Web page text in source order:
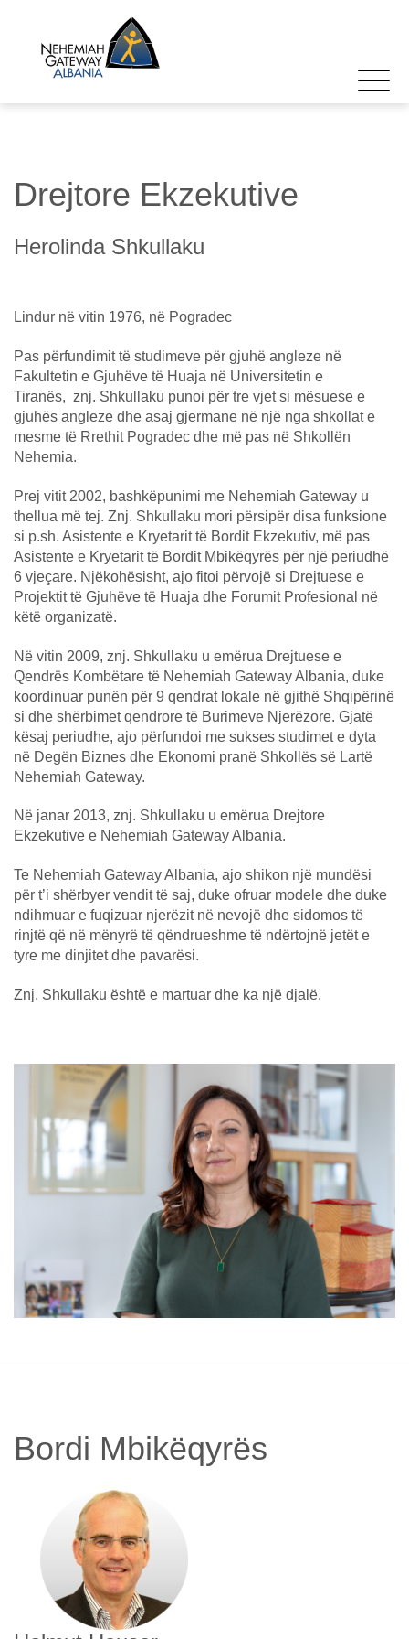
Drejtore Ekzekutive
Herolinda Shkullaku
Lindur në vitin 1976, në Pogradec
Pas përfundimit të studimeve për gjuhë angleze në
Fakultetin e Gjuhëve të Huaja në Universitetin e
Tiranës, znj. Shkullaku punoi për tre vjet si mësuese e
gjuhës angleze dhe asaj gjermane në një nga shkollat e
mesme të Rrethit Pogradec dhe më pas në Shkollën
Nehemia.
Prej vitit 2002, bashkëpunimi me Nehemiah Gateway u
thellua më tej. Znj. Shkullaku mori përsipër disa funksione
si p.sh. Asistente e Kryetarit të Bordit Ekzekutiv, më pas
Asistente e Kryetarit të Bordit Mbikëqyrës për një periudhë
6 vjeçare. Njëkohësisht, ajo fitoi përvojë si Drejtuese e
Projektit të Gjuhëve të Huaja dhe Forumit Profesional në
këtë organizatë.
Në vitin 2009, znj. Shkullaku u emërua Drejtuese e
Qendrës Kombëtare të Nehemiah Gateway Albania, duke
koordinuar punën për 9 qendrat lokale në gjithë Shqipërinë
si dhe shërbimet qendrore të Burimeve Njerëzore. Gjatë
kësaj periudhe, ajo përfundoi me sukses studimet e dyta
në Degën Biznes dhe Ekonomi pranë Shkollës së Lartë
Nehemiah Gateway.
Në janar 2013, znj. Shkullaku u emërua Drejtore
Ekzekutive e Nehemiah Gateway Albania.
Te Nehemiah Gateway Albania, ajo shikon një mundësi
për t’i shërbyer vendit të saj, duke ofruar modele dhe duke
ndihmuar e fuqizuar njerëzit në nevojë dhe sidomos të
rinjtë që në mënyrë të qëndrueshme të ndërtojnë jetët e
tyre me dinjitet dhe pavarësi.
Znj. Shkullaku është e martuar dhe ka një djalë.
Bordi Mbikëqyrës